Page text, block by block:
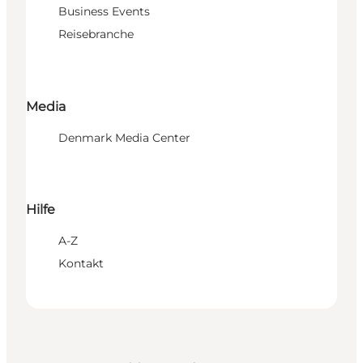
Business Events
Reisebranche
Media
Denmark Media Center
Hilfe
A-Z
Kontakt